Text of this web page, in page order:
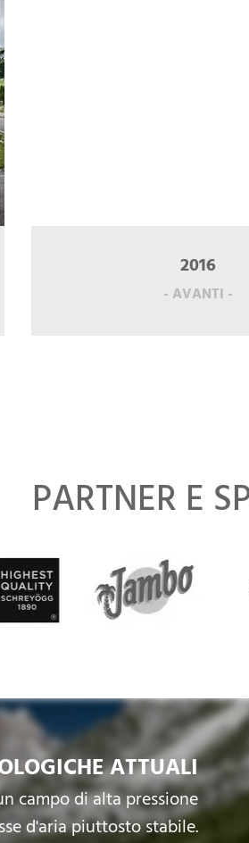
2016
- AVANTI -
PARTNER E
ATTUALI
campo di alta pressione
d'aria piuttosto stabile.